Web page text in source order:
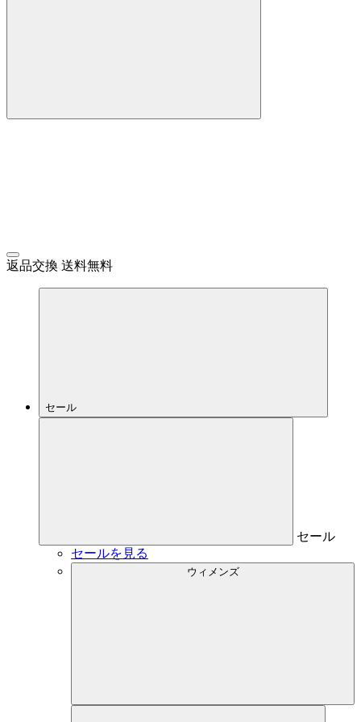
返品交換 送料無料
セール
セール
セールを見る
ウィメンズ